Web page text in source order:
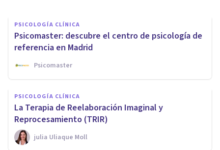
PSICOLOGÍA CLÍNICA
Psicomaster: descubre el centro de psicología de
referencia en Madrid
Psicomaster
PSICOLOGÍA CLÍNICA
La Terapia de Reelaboración Imaginal y
Reprocesamiento (TRIR)
​julia Uliaque Moll
PsicoAbreu: 20 años de
psicoterapia en Málaga
Psicoabreu